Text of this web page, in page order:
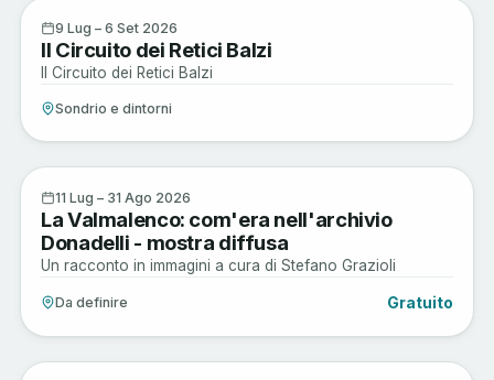
Active
9 Lug – 6 Set 2026
Il Circuito dei Retici Balzi
Il Circuito dei Retici Balzi
Sondrio e dintorni
Arte e Cultura
11 Lug – 31 Ago 2026
La Valmalenco: com'era nell'archivio
Donadelli - mostra diffusa
Un racconto in immagini a cura di Stefano Grazioli
Da definire Gratuito